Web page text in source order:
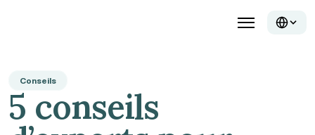
Conseils
5 conseils